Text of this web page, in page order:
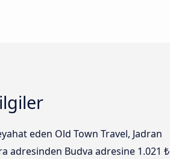
eden Old Town Travel, Jadran
adresinden Budva adresine 1.021 ₺